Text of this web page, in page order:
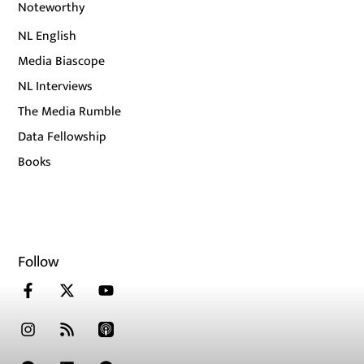
Noteworthy
NL English
Media Biascope
NL Interviews
The Media Rumble
Data Fellowship
Books
Follow